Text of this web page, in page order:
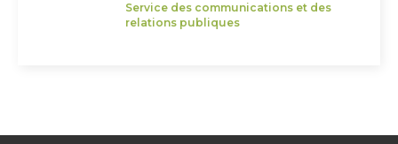
Service des communications et des
relations publiques